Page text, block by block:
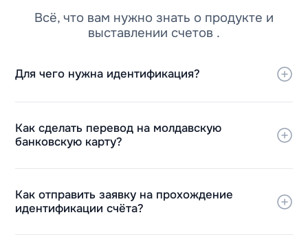
Всё, что вам нужно знать о продукте и
выставлении счетов .
Для чего нужна идентификация?
Как сделать перевод на молдавскую
банковскую карту?
Как отправить заявку на прохождение
идентификации счёта?